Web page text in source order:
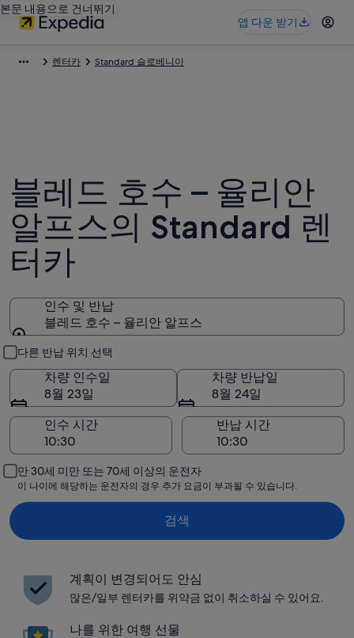
본문 내용으로 건너뛰기
앱 다운 받기
렌터카 Standard 슬로베니아
블레드 호수 – 율리안
알프스의 Standard 렌
터카
인수 및 반납
블레드 호수 – 율리안 알프스
인수 및 반납
다른 반납 위치 선택
차량 인수일
8월 23일
차량 반납일
8월 24일
인수 시간
반납 시간
만 30세 미만 또는 70세 이상의 운전자
이 나이에 해당하는 운전자의 경우 추가 요금이 부과될 수 있습니다.
검색
계획이 변경되어도 안심
많은/일부 렌터카를 위약금 없이 취소하실 수 있어요.
나를 위한 여행 선물